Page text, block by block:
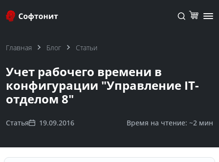
Главная Блог Статьи
Учет рабочего времени в
конфигурации "Управление IT-
отделом 8"
Статья 19.09.2016 Время на чтение: ~2 мин